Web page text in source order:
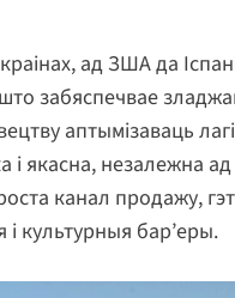
ад ЗША да
забяспечвае
аптымізаваць
якасна, незалежна ад
канал продажу,
культурныя бар’еры.